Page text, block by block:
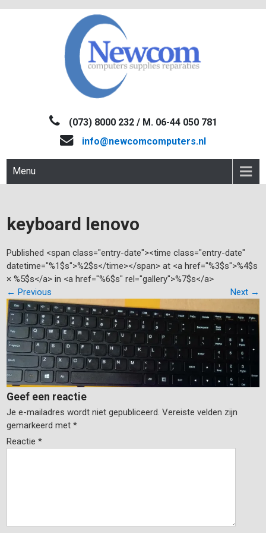
NEWCOM(073) 8000 232 / M. 06-44 050 781
info@newcomcomputers.nl
Menu
keyboard lenovo
Published <span class="entry-date"><time class="entry-date"
datetime="%1$s">%2$s</time></span> at <a href="%3$s">%4$s
× %5$s</a> in <a href="%6$s" rel="gallery">%7$s</a>
← Previous Next →
Geef een reactie
Je e-mailadres wordt niet gepubliceerd. Vereiste velden zijn
gemarkeerd met*
Reactie*